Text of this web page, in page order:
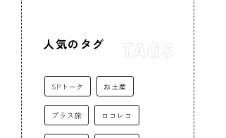
人気のタグ
SPトーク お土産
プラス旅 ロコレコ